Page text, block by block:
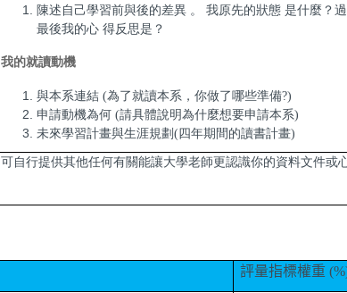
陳述自己學習前與後的差異 。 我原先的狀態 是什麼？
最後我的心 得反思是？
我的就讀動機
與本系連結 (為了就讀本系，你做了哪些準備?)
申請動機為何 (請具體說明為什麼想要申請本系)
未來學習計畫與生涯規劃(四年期間的讀書計畫)
可自行提供其他任何有關能讓大學老師更認識你的資料文件或
評量指標權重